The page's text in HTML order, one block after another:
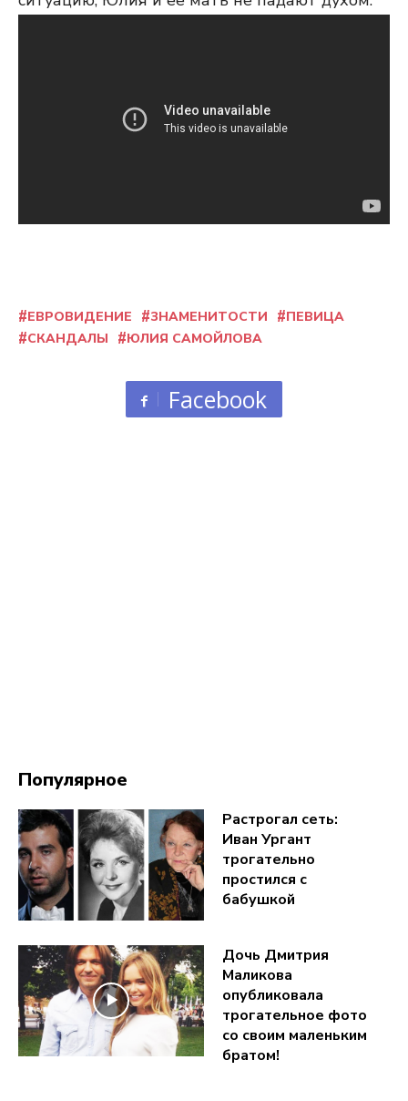
ЕВРОВИДЕНИЕ ЗНАМЕНИТОСТИ
ПЕВИЦА
СКАНДАЛЫ
ЮЛИЯ САМОЙЛОВА
Facebook
Популярное
Растрогал сеть:
Иван Ургант
трогательно
простился с
бабушкой
Дочь Дмитрия
Маликова
опубликовала
трогательное фото
со своим маленьким
братом!